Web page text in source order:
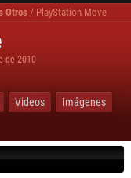
Otros/ PlayStation Move
de 2010
Videos
Imágenes